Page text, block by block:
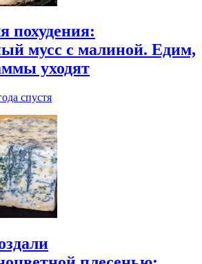
похудения:
мусс с малиной. Едим,
уходят
спустя